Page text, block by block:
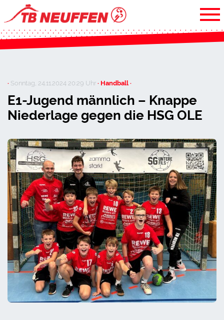
· Sonntag, 24.11.2024 20:29 Uhr· Handball ·
E1-Jugend männlich – Knappe
Niederlage gegen die HSG OLE